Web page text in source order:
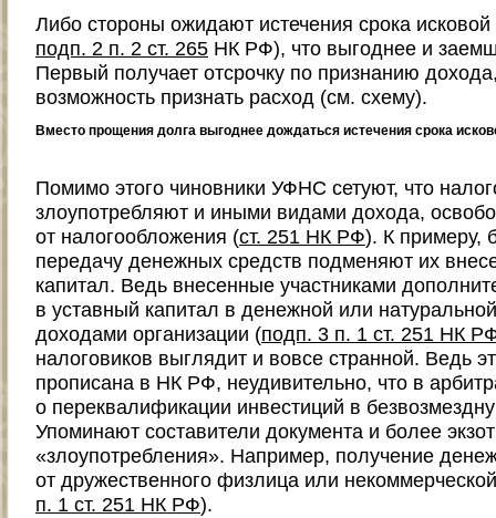
Либо стороны ожидают истечения срока исковой
подп. 2 п. 2 ст. 265 НК РФ), что выгоднее и
Первый получает отсрочку по признанию
возможность признать расход (см. схему).
Вместо прощения долга выгоднее дождаться истечения срока
Помимо этого чиновники УФНС сетуют, что
злоупотребляют и иными видами дохода,
от налогообложения (ст. 251 НК РФ). К примеру,
передачу денежных средств подменяют их
капитал. Ведь внесенные участниками
в уставный капитал в денежной или
доходами организации (подп. 3 п. 1 ст. 251 НК
налоговиков выглядит и вовсе странной. Ведь
прописана в НК РФ, неудивительно, что в
о переквалификации инвестиций в
Упоминают составители документа и более
«злоупотребления». Например, получение
от дружественного физлица или
п. 1 ст. 251 НК РФ).